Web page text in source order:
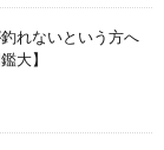
れないという方へ
大】